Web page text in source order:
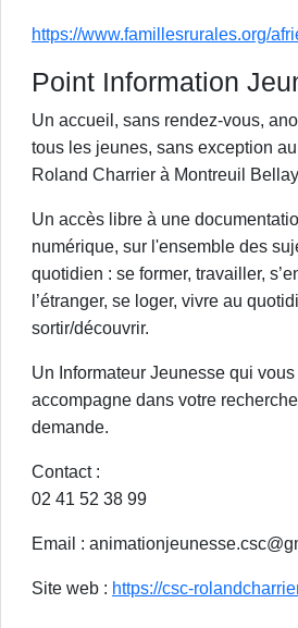
https://www.famillesrurales.org/
Point Information
Un accueil, sans rendez-vous,
tous les jeunes, sans exception
Roland Charrier à Montreuil
Un accès libre à une
numérique, sur l'ensemble des
quotidien : se former, travailler,
l’étranger, se loger, vivre au
sortir/découvrir.
Un Informateur Jeunesse qui
accompagne dans votre
demande.
Contact :
02 41 52 38 99
Email :
Site web : https://csc-